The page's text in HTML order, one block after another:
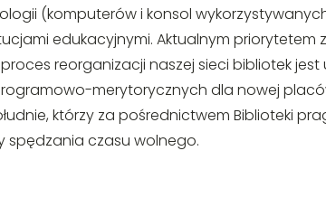
(komputerów i konsol
edukacyjnymi. Aktualnym
reorganizacji naszej sieci bibliotek
merytorycznych dla nowej
którzy za pośrednictwem Biblioteki
spędzania czasu wolnego.